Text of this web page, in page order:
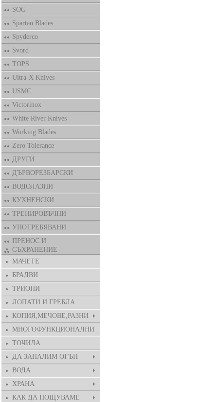
SOG
Spartan Blades
Spyderco
Svord
TOPS
Ultra-X Knives
USMC
Victorinox
White River Knives
Working Blades
Zero Tolerance
ДРУГИ
ДЪРВОРЕЗБАРСКИ
ВОДОЛАЗНИ
КУХНЕНСКИ
ТРЕНИРОВЪЧНИ
УПОТРЕБЯВАНИ
ПРЕНОС И
СЪХРАНЕНИЕ
МАЧЕТЕ
БРАДВИ
ТРИОНИ
ЛОПАТИ И ГРЕБЛА
КОПИЯ,МЕЧОВЕ,РАЗНИ
МНОГОФУНКЦИОНАЛНИ
ТОЧИЛА
ДА ЗАПАЛИМ ОГЪН
ВОДА
ХРАНА
КАК ДА НОЩУВАМЕ